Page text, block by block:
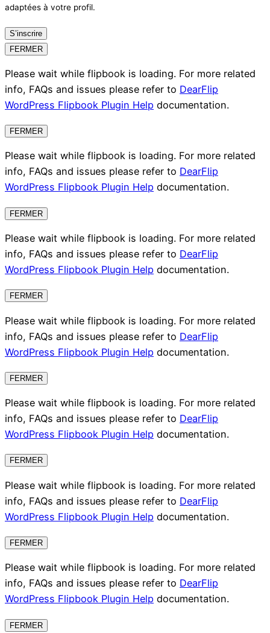
adaptées à votre profil.
S’inscrire
FERMER
Please wait while flipbook is loading. For more related
info, FAQs and issues please refer to DearFlip
WordPress Flipbook Plugin Help documentation.
FERMER
Please wait while flipbook is loading. For more related
info, FAQs and issues please refer to DearFlip
WordPress Flipbook Plugin Help documentation.
FERMER
Please wait while flipbook is loading. For more related
info, FAQs and issues please refer to DearFlip
WordPress Flipbook Plugin Help documentation.
FERMER
Please wait while flipbook is loading. For more related
info, FAQs and issues please refer to DearFlip
WordPress Flipbook Plugin Help documentation.
FERMER
Please wait while flipbook is loading. For more related
info, FAQs and issues please refer to DearFlip
WordPress Flipbook Plugin Help documentation.
FERMER
Please wait while flipbook is loading. For more related
info, FAQs and issues please refer to DearFlip
WordPress Flipbook Plugin Help documentation.
FERMER
Please wait while flipbook is loading. For more related
info, FAQs and issues please refer to DearFlip
WordPress Flipbook Plugin Help documentation.
FERMER